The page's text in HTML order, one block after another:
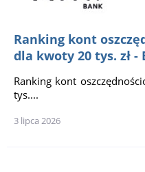
Ranking kont
dla kwoty 20 tys. zł -
Ranking kont
tys....
3 lipca 2026